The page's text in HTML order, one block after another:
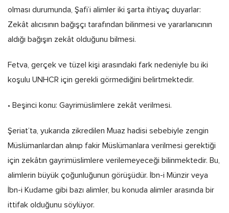
olması durumunda, Şafi’i alimler iki şarta ihtiyaç duyarlar:
Zekât alıcısının bağışçı tarafından bilinmesi ve yararlanıcının
aldığı bağışın zekât olduğunu bilmesi.
Fetva, gerçek ve tüzel kişi arasındaki fark nedeniyle bu iki
koşulu UNHCR için gerekli görmediğini belirtmektedir.
• Beşinci konu: Gayrimüslimlere zekât verilmesi.
Şeriat’ta, yukarıda zikredilen Muaz hadisi sebebiyle zengin
Müslümanlardan alınıp fakir Müslümanlara verilmesi gerektiği
için zekâtın gayrimüslimlere verilemeyeceği bilinmektedir. Bu,
alimlerin büyük çoğunluğunun görüşüdür. İbn-i Münzir veya
İbn-i Kudame gibi bazı alimler, bu konuda alimler arasında bir
ittifak olduğunu söylüyor.